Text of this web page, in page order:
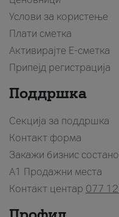
Услови за користење
Плати сметка
Активирајте Е-сметка
Припејд регистрација
Поддршка
Секција за поддршка
Контакт форма
Закажи бизнис
A1 Продажни места
Контакт центар 077